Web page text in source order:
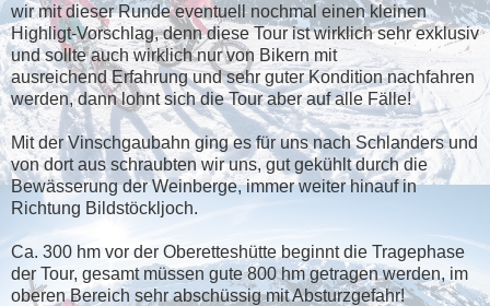
wir mit dieser Runde eventuell nochmal einen kleinen
Highligt-Vorschlag, denn diese Tour ist wirklich sehr exklusiv
und sollte auch wirklich nur von Bikern mit
ausreichendErfahrung und sehr guter Kondition nachfahren
werden, dann lohnt sich die Tour aber auf alle Fälle!
Mit der Vinschgaubahn ging es für uns nach Schlanders und
von dort aus schraubten wir uns, gut gekühlt durch die
Bewässerung der Weinberge, immer weiter hinauf in
Richtung Bildstöckljoch.
Ca. 300 hm vor der Oberetteshütte beginnt die Tragephase
der Tour, gesamt müssen gute 800 hm getragen werden, im
oberen Bereich sehr abschüssig mit Absturzgefahr!